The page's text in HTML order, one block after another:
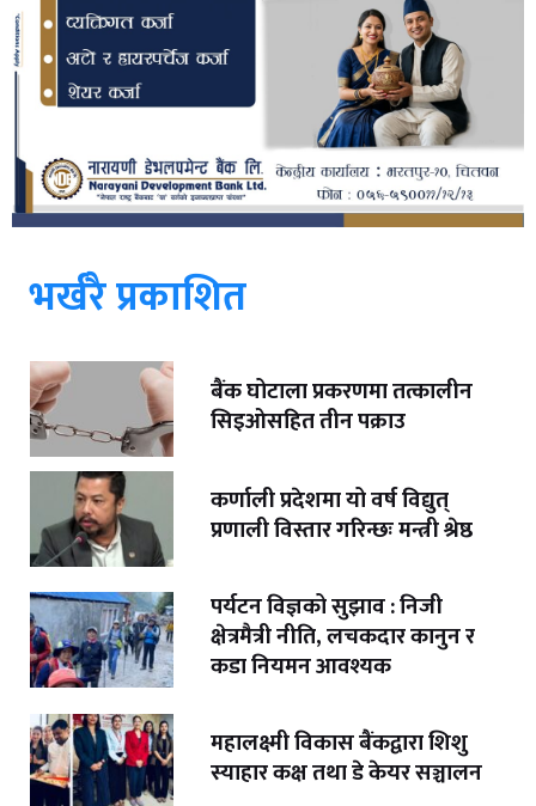
भर्खरै प्रकाशित
बैंक घोटाला प्रकरणमा तत्कालीन
सिइओसहित तीन पक्राउ
कर्णाली प्रदेशमा यो वर्ष विद्युत्
प्रणाली विस्तार गरिन्छः मन्त्री श्रेष्ठ
पर्यटन विज्ञको सुझाव : निजी
क्षेत्रमैत्री नीति, लचकदार कानुन र
कडा नियमन आवश्यक
महालक्ष्मी विकास बैंकद्वारा शिशु
स्याहार कक्ष तथा डे केयर सञ्चालन